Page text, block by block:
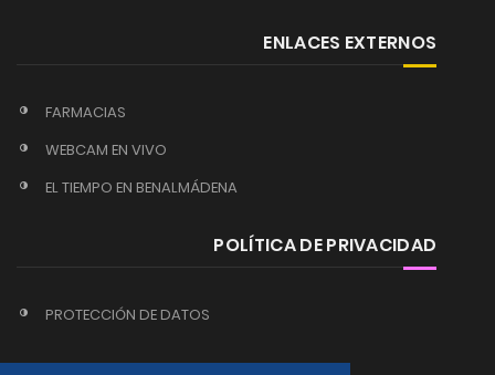
ENLACES EXTERNOS
FARMACIAS
WEBCAM EN VIVO
EL TIEMPO EN BENALMÁDENA
POLÍTICA DE PRIVACIDAD
PROTECCIÓN DE DATOS